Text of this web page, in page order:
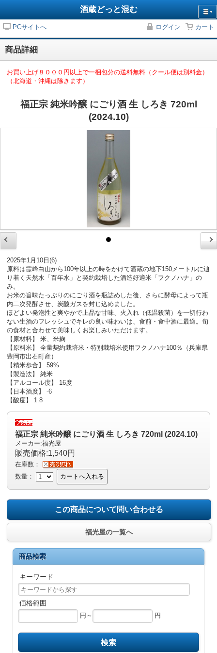
酒蔵どっと混む
PCサイトへ ログイン カート
商品詳細
お買い上げ８０００円以上で一梱包分の送料無料（クール便は別料金）
（北海道・沖縄は除きます）
福正宗 純米吟醸 にごり酒 生 しろき 720ml
(2024.10)
2025年1月10日(6)
原料は霊峰白山から100年以上の時をかけて酒蔵の地下150メートルに辿
り着く天然水「百年水」と契約栽培した酒造好適米「フクノハナ」の
み。
お米の旨味たっぷりのにごり酒を瓶詰めした後、さらに酵母によって瓶
内二次発酵させ、炭酸ガスを封じ込めました。
ほどよい発泡性と爽やかで上品な甘味、火入れ（低温殺菌）を一切行わ
ない生酒のフレッシュでキレの良い味わいは、食前・食中酒に最適。旬
の食材と合わせて美味しくお楽しみいただけます。
【原材料】 米、米麹
【原料米】 全量契約栽培米・特別栽培米使用フクノハナ100％（兵庫県
豊岡市出石町産）
【精米歩合】 59%
【製造法】 純米
【アルコール度】 16度
【日本酒度】 -6
【酸度】 1.8
福正宗 純米吟醸 にごり酒 生 しろき 720ml (2024.10)
メーカー:福光屋
販売価格:1,540円
在庫数：
数量：
カートへ入れる
この商品について問い合わせる
福光屋の一覧へ
商品検索
キーワード
価格範囲
円～
円
検索